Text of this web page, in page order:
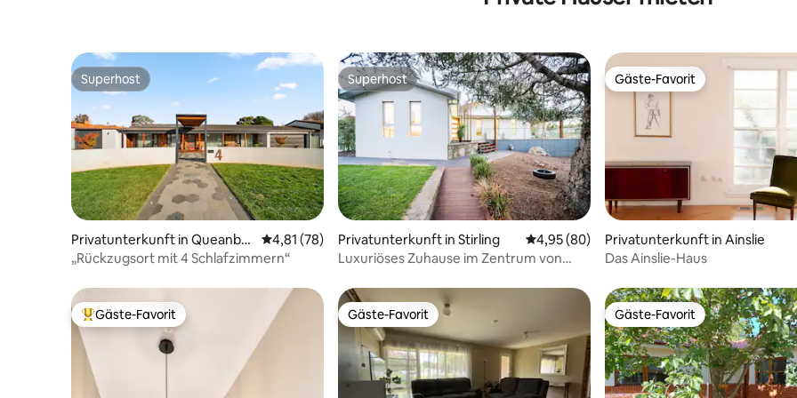
Superhost
Superhost
Privatunterkunft in Queanbe
yan West
Durchschnittliche Bewertung: 4,81 von 5, 78 Bewertungen
4,81 (78)
„Rückzugsort mit 4 Schlafzimmern“
Superhost
Superhost
Privatunterkunft in Stirling Durchschnittliche Bewertung: 4,95 von 5,
4,95 (80)
Luxuriöses Zuhause im Zentrum von
Gäste-Favorit
Gäste-Favorit
Privatunterkunft in Ainslie
Das Ainslie-Haus
Beliebter Gäste-Favorit.
Gäste-Favorit Gäste-Favorit
Gäste-Favorit Gäste-Favorit
Gäste-Favorit